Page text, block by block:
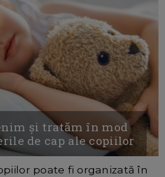
și tratăm în mod
de cap ale copiilor
poate fi organizată în